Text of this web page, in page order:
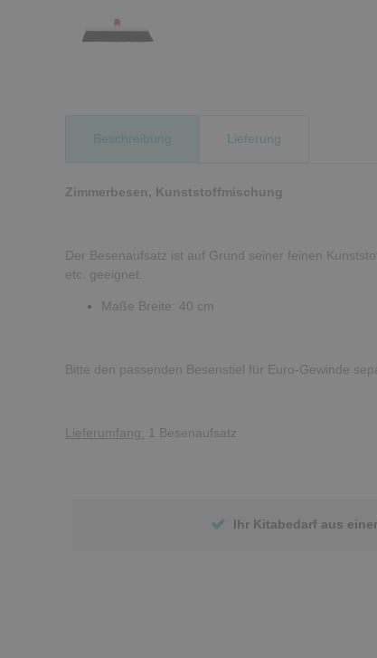
Beschreibung Lieferung
Zimmerbesen, Kunststoffmischung
Der Besenaufsatz ist auf Grund seiner feinen
etc. geeignet.
Maße Breite: 40 cm
Bitte den passenden Besenstiel für Euro-Gewinde
Lieferumfang: 1 Besenaufsatz
Ihr Kitabedarf aus